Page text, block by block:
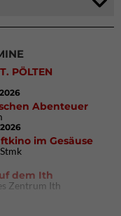
PÖLTEN
Abenteuer
im Gesäuse
dem Ith
Zentrum Ith